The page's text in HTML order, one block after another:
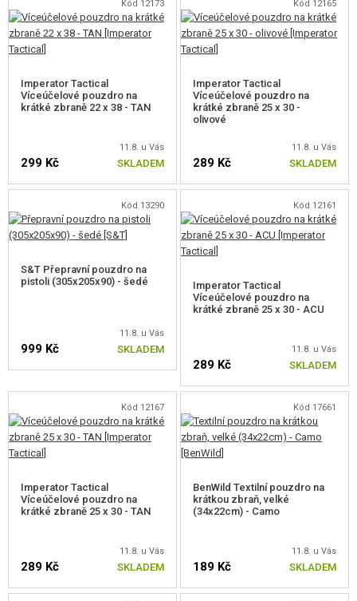
SEBEOBRANA, VÝCVIK, NOŽE
OUTDOOR A BUSHCRAFT
REKLAMNÍ PŘEDMĚTY
NOVINKY
KONTAKT
Kód 12173
Imperator Tactical
Víceúčelové pouzdro na
krátké zbraně 22 x 38 - TAN
11.8. u Vás
299 Kč SKLADEM
Kód 12165
Imperator Tactical
Víceúčelové pouzdro na
krátké zbraně 25 x 30 -
olivové
11.8. u Vás
289 Kč SKLADEM
Kód 13290
S&T Přepravní pouzdro na
pistoli (305x205x90) - šedé
11.8. u Vás
999 Kč SKLADEM
Kód 12161
Imperator Tactical
Víceúčelové pouzdro na
krátké zbraně 25 x 30 - ACU
11.8. u Vás
289 Kč SKLADEM
Kód 12167
Imperator Tactical
Víceúčelové pouzdro na
krátké zbraně 25 x 30 - TAN
11.8. u Vás
289 Kč SKLADEM
Kód 17661
BenWild Textilní pouzdro na
krátkou zbraň, velké
(34x22cm) - Camo
11.8. u Vás
189 Kč SKLADEM